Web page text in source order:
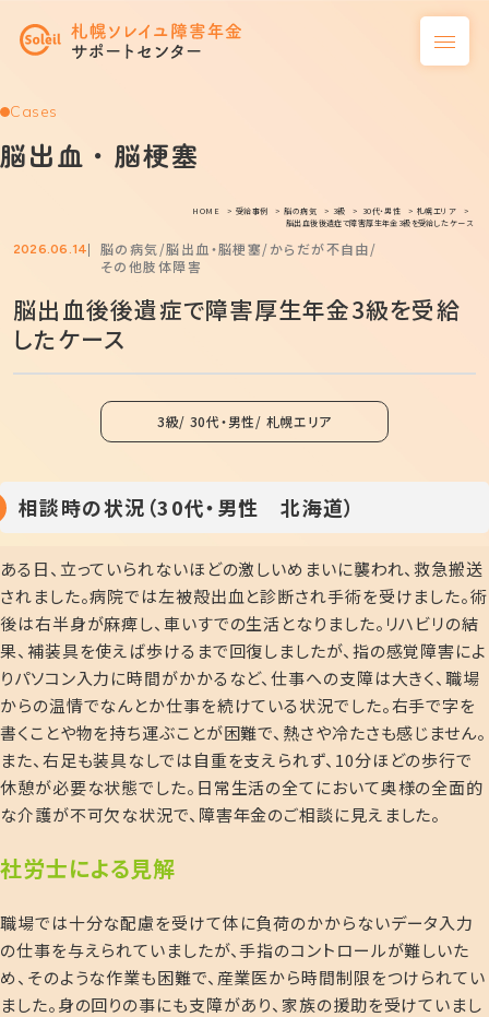
Cases
脳出血・脳梗塞
HOME 受給事例 脳の病気 3級 30代・男性
札幌エリア
脳出血後後遺症で障害厚生年金3級を受給したケース
2026.06.14 脳の病気 脳出血・脳梗塞 からだが不自由
その他肢体障害
脳出血後後遺症で障害厚生年金3級を受給
したケース
3級 30代・男性 札幌エリア
相談時の状況（30代・男性 北海道）
ある日、立っていられないほどの激しいめまいに襲われ、救急搬送
されました。病院では左被殻出血と診断され手術を受けました。術
後は右半身が麻痺し、車いすでの生活となりました。リハビリの結
果、補装具を使えば歩けるまで回復しましたが、指の感覚障害によ
りパソコン入力に時間がかかるなど、仕事への支障は大きく、職場
からの温情でなんとか仕事を続けている状況でした。右手で字を
書くことや物を持ち運ぶことが困難で、熱さや冷たさも感じません。
また、右足も装具なしでは自重を支えられず、 10分ほどの歩行で
休憩が必要な状態でした。日常生活の全てにおいて奥様の全面的
な介護が不可欠な状況で、障害年金のご相談に見えました。
社労士による見解
職場では十分な配慮を受けて体に負荷のかからないデータ入力
の仕事を与えられていましたが、手指のコントロールが難しいた
め、そのような作業も困難で、産業医から時間制限をつけられてい
ました。身の回りの事にも支障があり、家族の援助を受けていまし